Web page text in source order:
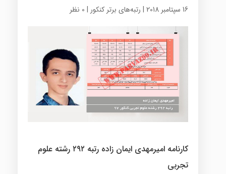
16 سپتامبر 2018 | رتبه‌های برتر کنکور | 0 نظر
کارنامه امیرمهدی ایمان زاده رتبه ۲۹۲ رشته علوم
تجربی